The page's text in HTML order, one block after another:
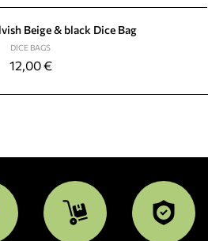
Beige & black Dice Bag
DICE BAGS
12,00€